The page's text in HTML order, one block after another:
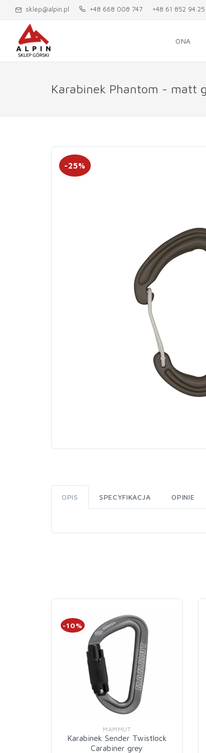
sklep@alpin.pl +48 668 008 747 +48 61 852 94 25
ONA
Karabinek Phantom - matt
-25%
OPIS SPECYFIKACJA OPINIE
-10%
MAMMUT
Karabinek Sender Twistlock
Carabiner grey